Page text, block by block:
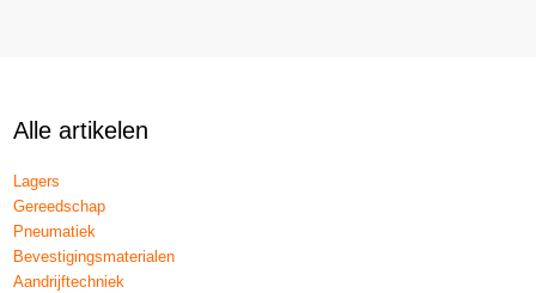
Alle artikelen
Lagers
Gereedschap
Pneumatiek
Bevestigingsmaterialen
Aandrijftechniek